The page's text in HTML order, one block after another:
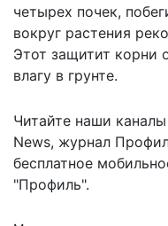
четырех почек,
вокруг растения
Этот защитит корни
влагу в грунте.
Читайте наши
News, журнал
бесплатное
"Профиль".